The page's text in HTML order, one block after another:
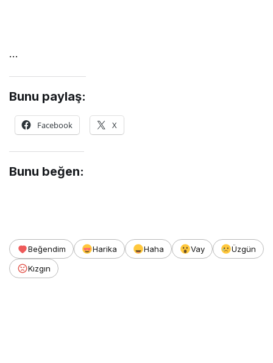
…
Bunu paylaş:
Facebook X
Bunu beğen:
Beğendim Harika Haha Vay
Üzgün
Kızgın